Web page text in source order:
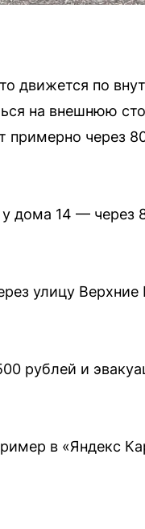
движется по
на внешнюю
примерно через
дома 14 — через
улицу Верхние
рублей и
в «Яндекс